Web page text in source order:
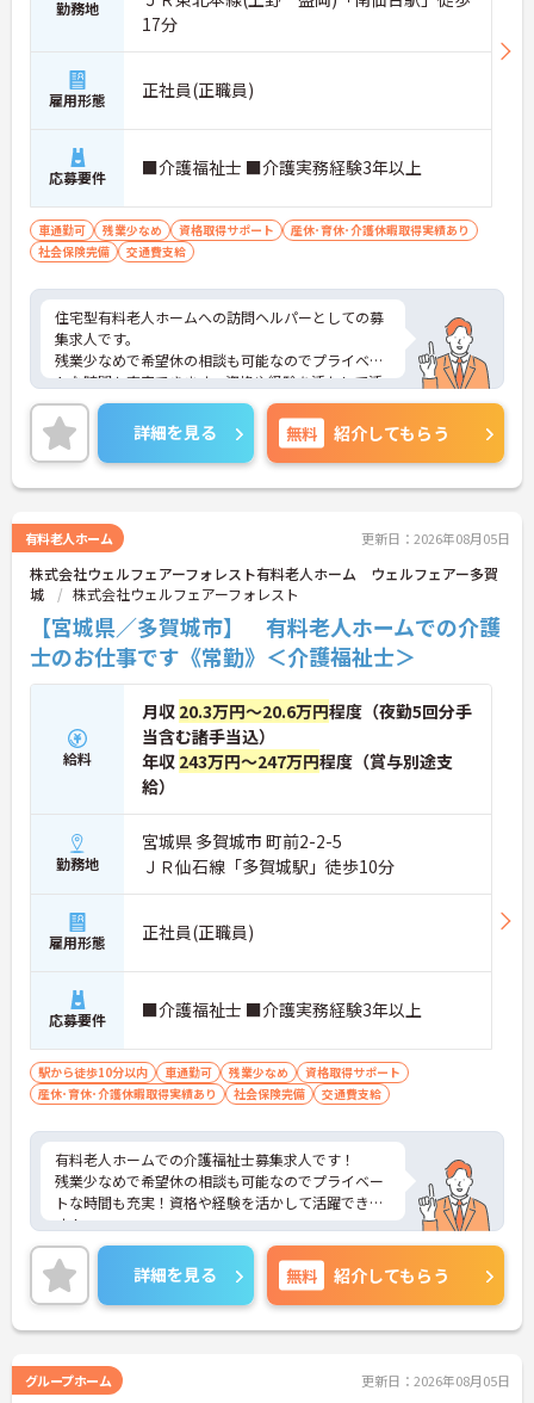
勤務地
17分
雇用形態 正社員(正職員)
応募要件 ■介護福祉士 ■介護実務経験3年以上
車通勤可 残業少なめ 資格取得サポート
産休･育休･介護休暇取得実績あり
社会保険完備
交通費支給
住宅型有料老人ホームへの訪問ヘルパーとしての募
集求人です。
残業少なめで希望休の相談も可能なのでプライベー
トな時間も充実できます。資格や経験を活かして活
躍できます。
ご興味のある方には、面接対策ポイントなど、さら
に詳細をお話しいたしますのでお気軽にご相談くだ
さい！
詳細を見る 無料 紹介してもらう
有料老人ホーム 更新日：2026年08月05日
株式会社ウェルフェアーフォレスト有料老人ホーム ウェルフェアー多賀
城
株式会社ウェルフェアーフォレスト
【宮城県／多賀城市】 有料老人ホームでの介護
士のお仕事です《常勤》＜介護福祉士＞
給料
月収 20.3万円～20.6万円程度（夜勤5回分手
当含む諸手当込）
年収 243万円～247万円程度（賞与別途支
給）
勤務地
宮城県 多賀城市 町前2-2-5
ＪＲ仙石線「多賀城駅」徒歩10分
雇用形態 正社員(正職員)
応募要件 ■介護福祉士 ■介護実務経験3年以上
駅から徒歩10分以内 車通勤可 残業少なめ
資格取得サポート
産休･育休･介護休暇取得実績あり
社会保険完備 交通費支給
有料老人ホームでの介護福祉士募集求人です！
残業少なめで希望休の相談も可能なのでプライベー
トな時間も充実！資格や経験を活かして活躍できま
す！
ご興味ある方には、面接のポイントなど、さらに詳
細をお話致しますのでお気軽にご相談ください。
詳細を見る 無料 紹介してもらう
グループホーム 更新日：2026年08月05日